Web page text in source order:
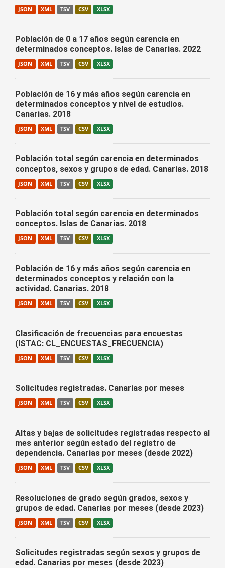
JSON XML TSV CSV XLSX
Población de 0 a 17 años según carencia en
determinados conceptos. Islas de Canarias. 2022
JSON XML TSV CSV XLSX
Población de 16 y más años según carencia en
determinados conceptos y nivel de estudios.
Canarias. 2018
JSON XML TSV CSV XLSX
Población total según carencia en determinados
conceptos, sexos y grupos de edad. Canarias. 2018
JSON XML TSV CSV XLSX
Población total según carencia en determinados
conceptos. Islas de Canarias. 2018
JSON XML TSV CSV XLSX
Población de 16 y más años según carencia en
determinados conceptos y relación con la
actividad. Canarias. 2018
JSON XML TSV CSV XLSX
Clasificación de frecuencias para encuestas
(ISTAC: CL_ENCUESTAS_FRECUENCIA)
JSON XML TSV CSV XLSX
Solicitudes registradas. Canarias por meses
JSON XML TSV CSV XLSX
Altas y bajas de solicitudes registradas respecto al
mes anterior según estado del registro de
dependencia. Canarias por meses (desde 2022)
JSON XML TSV CSV XLSX
Resoluciones de grado según grados, sexos y
grupos de edad. Canarias por meses (desde 2023)
JSON XML TSV CSV XLSX
Solicitudes registradas según sexos y grupos de
edad. Canarias por meses (desde 2023)